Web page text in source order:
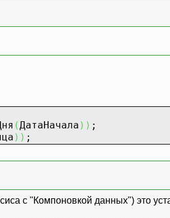
( ДатаНачала ) ) ;
) ) ;
с "Компоновкой данных") это